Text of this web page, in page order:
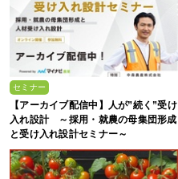
セミナー
【アーカイブ配信中】人が”続く”受け
入れ設計 ～採用・就農の母集団形成
と受け入れ設計セミナー～